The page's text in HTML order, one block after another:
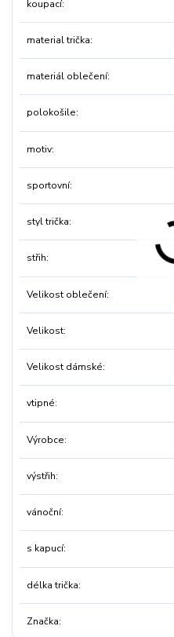
koupací
material trička
materiál oblečení
polokošile
motiv
sportovní
styl trička
střih
Velikost oblečení
Velikost
Velikost dámské
vtipné
Výrobce
výstřih
vánoční
s kapucí
délka trička
Značka